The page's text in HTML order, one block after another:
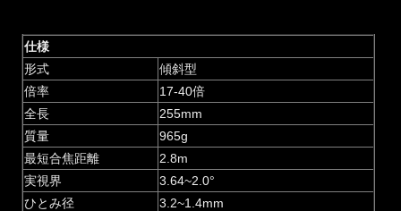
仕様
形式
傾斜型
倍率
17-40倍
全長
255mm
質量
965g
最短合焦距離
2.8m
実視界
3.64~2.0°
ひとみ径
3.2~1.4mm